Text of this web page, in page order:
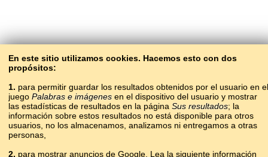
En este sitio utilizamos cookies. Hacemos esto con dos
propósitos:
1. para permitir guardar los resultados obtenidos por el usuario en el
juego Palabras e imágenes en el dispositivo del usuario y mostrar
las estadísticas de resultados en la página Sus resultados; la
información sobre estos resultados no está disponible para otros
usuarios, no los almacenamos, analizamos ni entregamos a otras
personas,
2. para mostrar anuncios de Google. Lea la siguiente información